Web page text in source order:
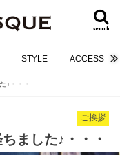
search
STYLE ACCESS
♪・・・
ご挨拶
ました♪・・・